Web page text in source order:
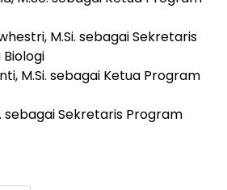
M.Si. sebagai Sekretaris
M.Si. sebagai Ketua Program
sebagai Sekretaris Program